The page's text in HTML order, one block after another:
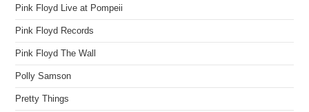
Pink Floyd Live at Pompeii
Pink Floyd Records
Pink Floyd The Wall
Polly Samson
Pretty Things